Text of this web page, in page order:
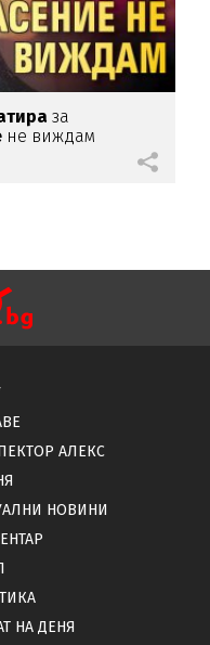
за
не виждам
АЛЕКС
НОВИНИ
НА ДЕНЯ